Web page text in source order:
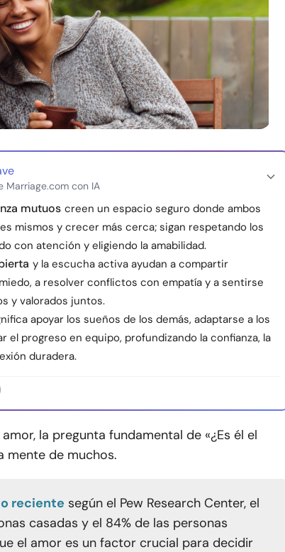
Marriage.com con IA
mutuos creen un espacio seguro donde ambos
mismos y crecer más cerca; sigan respetando los
con atención y eligiendo la amabilidad.
y la escucha activa ayudan a compartir
a resolver conflictos con empatía y a sentirse
y valorados juntos.
apoyar los sueños de los demás, adaptarse a los
el progreso en equipo, profundizando la confianza, la
duradera.
la pregunta fundamental de «¿Es él el
mente de muchos.
reciente según el Pew Research Center, el
casadas y el 84% de las personas
el amor es un factor crucial para decidir